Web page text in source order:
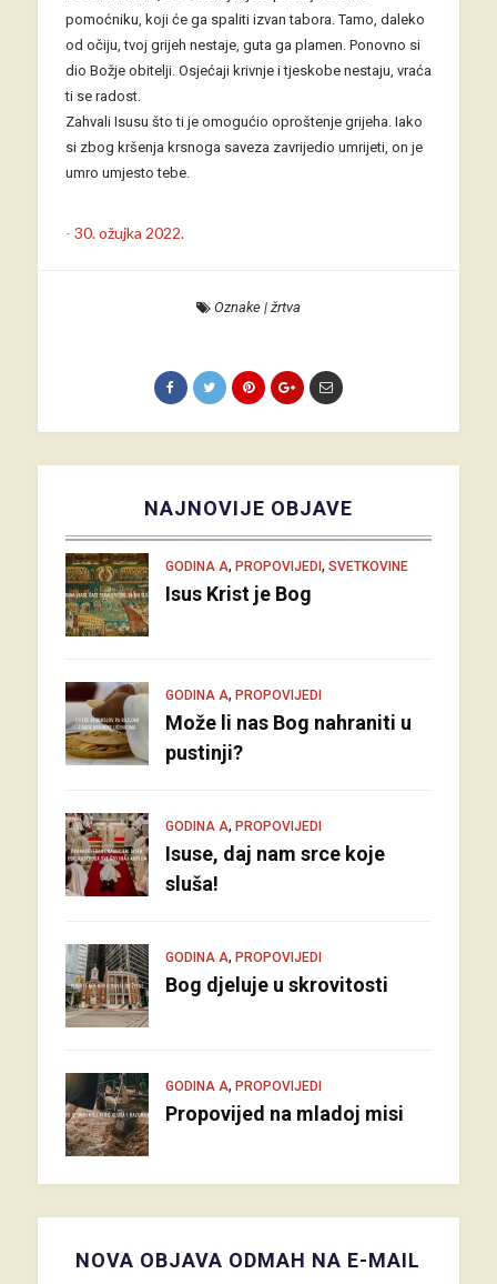
pomoćniku, koji će ga spaliti izvan tabora. Tamo, daleko
od očiju, tvoj grijeh nestaje, guta ga plamen. Ponovno si
dio Božje obitelji. Osjećaji krivnje i tjeskobe nestaju, vraća
ti se radost.
Zahvali Isusu što ti je omogućio oproštenje grijeha. Iako
si zbog kršenja krsnoga saveza zavrijedio umrijeti, on je
umro umjesto tebe.
- 30. ožujka 2022.
Oznake| žrtva
NAJNOVIJE OBJAVE
GODINA A, PROPOVIJEDI , SVETKOVINE
Isus Krist je Bog
GODINA A, PROPOVIJEDI
Može li nas Bog nahraniti u
pustinji?
GODINA A, PROPOVIJEDI
Isuse, daj nam srce koje
sluša!
GODINA A, PROPOVIJEDI
Bog djeluje u skrovitosti
GODINA A, PROPOVIJEDI
Propovijed na mladoj misi
NOVA OBJAVA ODMAH NA E-MAIL